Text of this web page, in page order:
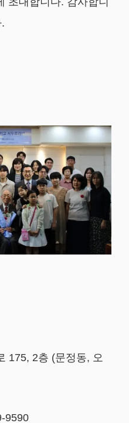
175, 2층 (문정동, 오
9590